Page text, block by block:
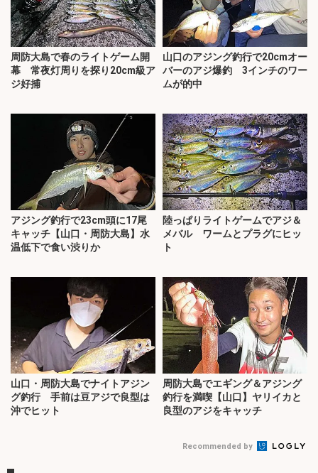
周防大島で春のライトゲーム開
幕 常夜灯周りを探り20cm級ア
ジ好捕
山口のアジング釣行で20cmオー
バーのアジ爆釣 3インチのワー
ムが的中
アジング釣行で23cm頭に17尾
キャッチ【山口・周防大島】水
温低下で食い渋りか
陸っぱりライトゲームでアジ＆
メバル ワームとプラグにヒッ
ト
山口・周防大島でナイトアジン
グ釣行 手前は豆アジで良型は
沖でヒット
周防大島でエギング＆アジング
釣行を満喫【山口】ヤリイカと
良型のアジをキャッチ
Recommended by